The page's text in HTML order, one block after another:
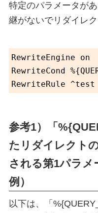
特定のパラメータが
継がないでリダイレ
RewriteEngine on
RewriteCond
参考1）「
たリダイレクト
される第1パラ
例）
以下は、「